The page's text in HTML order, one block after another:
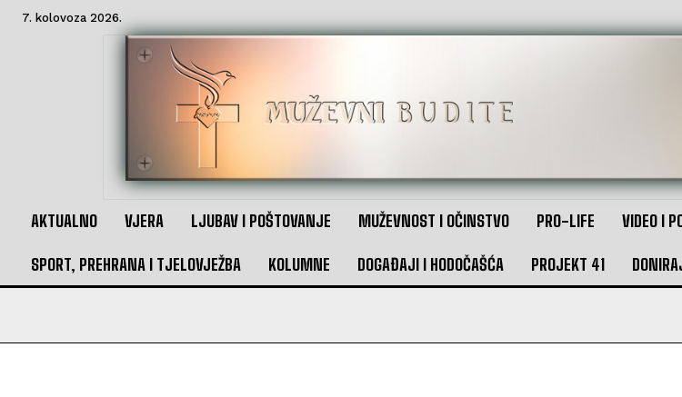
7. kolovoza 2026.
AKTUALNO VJERA LJUBAV I POŠTOVANJE MUŽEVNOST I OČINSTVO PRO-LIFE VIDEO I
SPORT, PREHRANA I TJELOVJEŽBA KOLUMNE DOGAĐAJI I HODOČAŠĆA PROJEKT 41